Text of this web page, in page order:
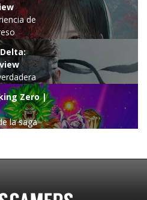
de
Zero |
la saga